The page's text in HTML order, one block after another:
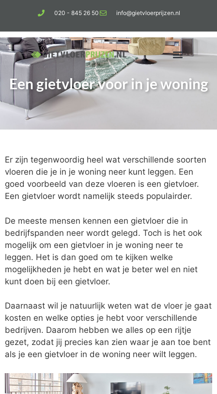
020 - 845 26 50 info@gietvloerprijzen.nl
Een gietvloer voor in je woning
Er zijn tegenwoordig heel wat verschillende soorten
vloeren die je in je woning neer kunt leggen. Een
goed voorbeeld van deze vloeren is een gietvloer.
Een gietvloer wordt namelijk steeds populairder.
De meeste mensen kennen een gietvloer die in
bedrijfspanden neer wordt gelegd. Toch is het ook
mogelijk om een gietvloer in je woning neer te
leggen. Het is dan goed om te kijken welke
mogelijkheden je hebt en wat je beter wel en niet
kunt doen bij een gietvloer.
Daarnaast wil je natuurlijk weten wat de vloer je gaat
kosten en welke opties je hebt voor verschillende
bedrijven. Daarom hebben we alles op een rijtje
gezet, zodat jij precies kan zien waar je aan toe bent
als je een gietvloer in de woning neer wilt leggen.